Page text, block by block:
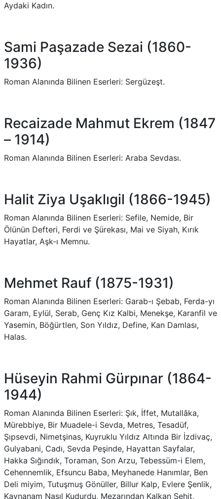
Aydaki Kadın.
Sami Paşazade Sezai (1860-
1936)
Roman Alanında Bilinen Eserleri: Sergüzeşt.
Recaizade Mahmut Ekrem (1847
– 1914)
Roman Alanında Bilinen Eserleri: Araba Sevdası.
Halit Ziya Uşaklıgil (1866-1945)
Roman Alanında Bilinen Eserleri: Sefile, Nemide, Bir
Ölünün Defteri, Ferdi ve Şürekası, Mai ve Siyah, Kırık
Hayatlar, Aşk-ı Memnu.
Mehmet Rauf (1875-1931)
Roman Alanında Bilinen Eserleri: Garab-ı Şebab, Ferda-yı
Garam, Eylül, Serab, Genç Kız Kalbi, Menekşe, Karanfil ve
Yasemin, Böğürtlen, Son Yıldız, Define, Kan Damlası,
Halas.
Hüseyin Rahmi Gürpınar (1864-
1944)
Roman Alanında Bilinen Eserleri: Şık, İffet, Mutallâka,
Mürebbiye, Bir Muadele-i Sevda, Metres, Tesadüf,
Şıpsevdi, Nimetşinas, Kuyruklu Yıldız Altında Bir İzdivaç,
Gulyabani, Cadı, Sevda Peşinde, Hayattan Sayfalar,
Hakka Sığındık, Toraman, Son Arzu, Tebessüm-i Elem,
Cehennemlik, Efsuncu Baba, Meyhanede Hanımlar, Ben
Deli miyim, Tutuşmuş Gönüller, Billur Kalp, Evlere Şenlik,
Kaynanam Nasıl Kudurdu, Mezarından Kalkan Şehit,